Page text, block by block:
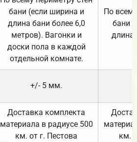
бани (если ширина и
длина бани более 6,0
метров). Вагонки и
доски пола в каждой
отдельной комнате.
По
бани
длина
+/- 5 мм.
Доставка комплекта
материала в радиусе 500
км. от г. Пестова
км.